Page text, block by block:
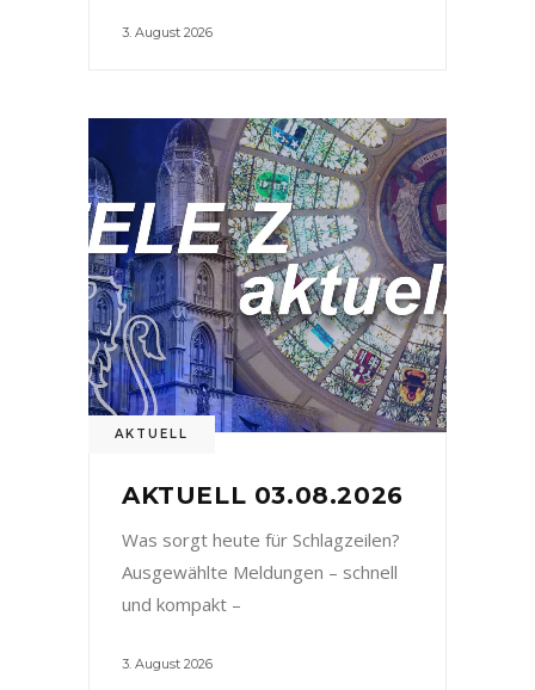
3. August 2026
AKTUELL
AKTUELL 03.08.2026
Was sorgt heute für Schlagzeilen?
Ausgewählte Meldungen – schnell
und kompakt –
3. August 2026